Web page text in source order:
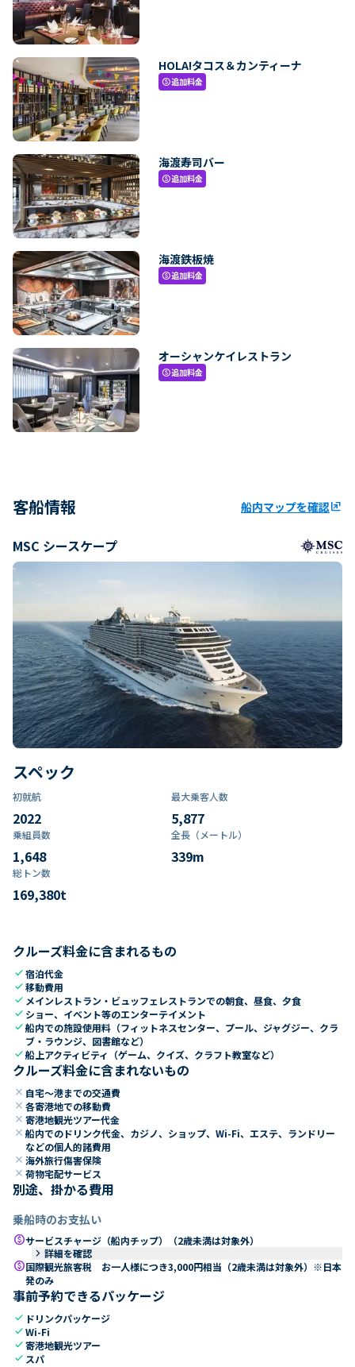
HOLA!タコス＆カンティーナ
paid追加料金
海渡寿司バー
paid追加料金
海渡鉄板焼
paid追加料金
オーシャンケイレストラン
paid追加料金
客船情報 船内マップを確認ungroup
MSC シースケープ
スペック
初就航
2022
最大乗客人数
5,877
乗組員数​
1,648
全長（メートル）
339m
総トン数​
169,380t
クルーズ料金に含まれるもの
check宿泊代金
check移動費用
check メインレストラン・ビュッフェレストランでの朝食、昼食、夕食
check ショー、イベント等のエンターテイメント
check船内での施設使用料（フィットネスセンター、プール、ジャグジー、クラ
ブ・ラウンジ、図書館など）
check船上アクティビティ（ゲーム、クイズ、クラフト教室など）
クルーズ料金に含まれないもの
close 自宅～港までの交通費
close 各寄港地での移動費
close 寄港地観光ツアー代金
close 船内でのドリンク代金、カジノ、ショップ、Wi-Fi、エステ、ランドリー
などの個人的諸費用
close 海外旅行傷害保険
close 荷物宅配サービス
別途、掛かる費用
乗船時のお支払い
paidサービスチャージ（船内チップ）（2歳未満は対象外）
keyboard_arrow_right 詳細を確認
paid国際観光旅客税 お一人様につき3,000円相当（2歳未満は対象外）※日本
発のみ
事前予約できるパッケージ
check ドリンクパッケージ
checkWi-Fi
check寄港地観光ツアー
check スパ